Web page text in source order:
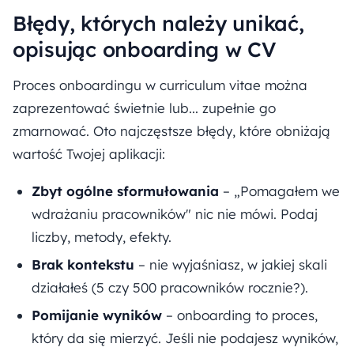
Błędy, których należy unikać,
opisując onboarding w CV
Proces onboardingu w curriculum vitae można
zaprezentować świetnie lub... zupełnie go
zmarnować. Oto najczęstsze błędy, które obniżają
wartość Twojej aplikacji:
Zbyt ogólne sformułowania – „Pomagałem we
wdrażaniu pracowników" nic nie mówi. Podaj
liczby, metody, efekty.
Brak kontekstu – nie wyjaśniasz, w jakiej skali
działałeś (5 czy 500 pracowników rocznie?).
Pomijanie wyników – onboarding to proces,
który da się mierzyć. Jeśli nie podajesz wyników,